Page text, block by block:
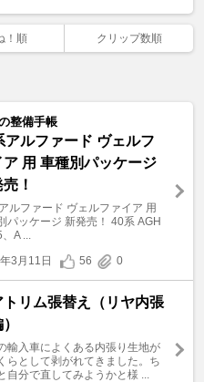
！順 クリップ数順
整備手帳
アルファード ヴェルフ
ア 用 車種別パッケージ
！
ルファード ヴェルファイア 用
パッケージ 新発売！ 40系 AGH
A ...
3月11日
56 0
トリム張替え（リヤ内張
輸入車によくある内張り生地が
らとして剥がれてきました。ち
自分で直してみようかと様 ...